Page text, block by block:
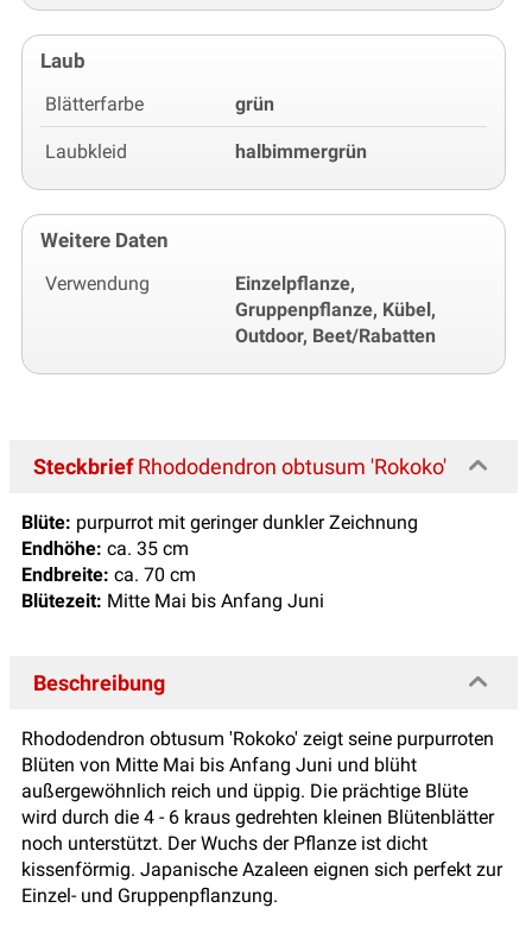
Laub
Blätterfarbe grün
Laubkleid halbimmergrün
Weitere Daten
Verwendung
Einzelpflanze,
Gruppenpflanze, Kübel,
Outdoor, Beet/Rabatten
SteckbriefRhododendron obtusum 'Rokoko'
Blüte: purpurrot mit geringer dunkler Zeichnung
Endhöhe: ca. 35 cm
Endbreite: ca. 70 cm
Blütezeit: Mitte Mai bis Anfang Juni
Beschreibung
Rhododendron obtusum 'Rokoko' zeigt seine purpurroten
Blüten von Mitte Mai bis Anfang Juni und blüht
außergewöhnlich reich und üppig. Die prächtige Blüte
wird durch die 4 - 6 kraus gedrehten kleinen Blütenblätter
noch unterstützt. Der Wuchs der Pflanze ist dicht
kissenförmig. Japanische Azaleen eignen sich perfekt zur
Einzel- und Gruppenpflanzung.